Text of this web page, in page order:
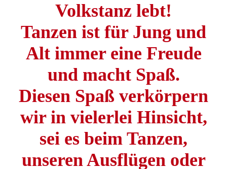
Volkstanz lebt!
Tanzen ist für Jung und
Alt immer eine Freude
und macht Spaß.
Diesen Spaß verkörpern
wir in vielerlei Hinsicht,
sei es beim Tanzen,
unseren Ausflügen oder